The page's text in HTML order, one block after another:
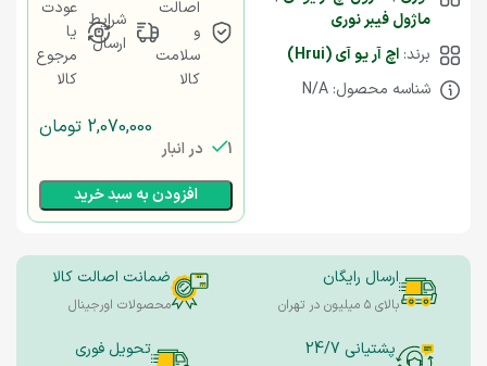
ماژول فیبر نوری
برند:اچ آر یو آی (Hrui)
شناسه محصول: N/A
اصالت
و
سلامت
کالا
شرایط
ارسال
عودت
یا
مرجوع
کالا
2,070,000 تومان
1 در انبار
افزودن به سبد خرید
ارسال رایگان
بالای ۵ میلیون در تهران
ضمانت اصالت کالا
محصولات اورجینال
پشتیانی 24/7 تحویل فوری